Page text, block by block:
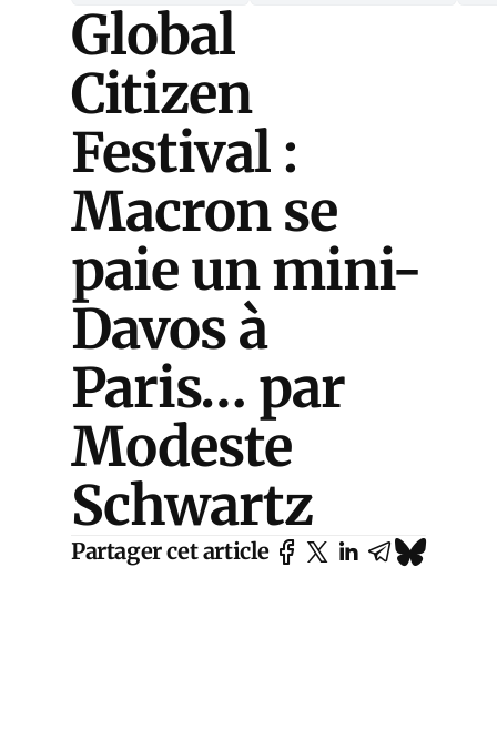
Global
Citizen
Festival :
Macron se
paie un mini-
Davos à
Paris… par
Modeste
Schwartz
Partager cet article